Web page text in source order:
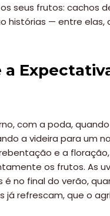
seus frutos: cachos
histórias — entre elas,
a
com a poda,
a videira para um
e a
os frutos. As
é no final do verão,
já refrescam, que o